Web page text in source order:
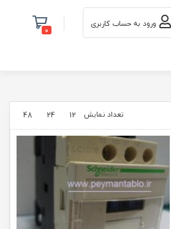
ورود به حساب کاربری 0
تعداد نمایش 12
24
48